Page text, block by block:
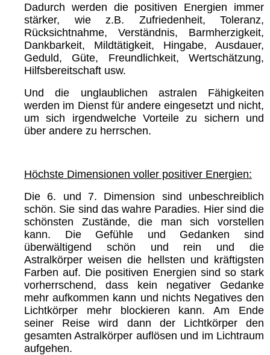
Dadurch werden die positiven Energien immer
stärker, wie z.B. Zufriedenheit, Toleranz,
Rücksichtnahme, Verständnis, Barmherzigkeit,
Dankbarkeit, Mildtätigkeit, Hingabe, Ausdauer,
Geduld, Güte, Freundlichkeit, Wertschätzung,
Hilfsbereitschaft usw.
Und die unglaublichen astralen Fähigkeiten
werden im Dienst für andere eingesetzt und nicht,
um sich irgendwelche Vorteile zu sichern und
über andere zu herrschen.
Höchste Dimensionen voller positiver Energien:
Die 6. und 7. Dimension sind unbeschreiblich
schön. Sie sind das wahre Paradies. Hier sind die
schönsten Zustände, die man sich vorstellen
kann. Die Gefühle und Gedanken sind
überwältigend schön und rein und die
Astralkörper weisen die hellsten und kräftigsten
Farben auf. Die positiven Energien sind so stark
vorherrschend, dass kein negativer Gedanke
mehr aufkommen kann und nichts Negatives den
Lichtkörper mehr blockieren kann. Am Ende
seiner Reise wird dann der Lichtkörper den
gesamten Astralkörper auflösen und im Lichtraum
aufgehen.